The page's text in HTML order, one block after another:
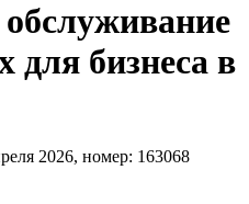
для бизнеса в
2026, номер: 163068